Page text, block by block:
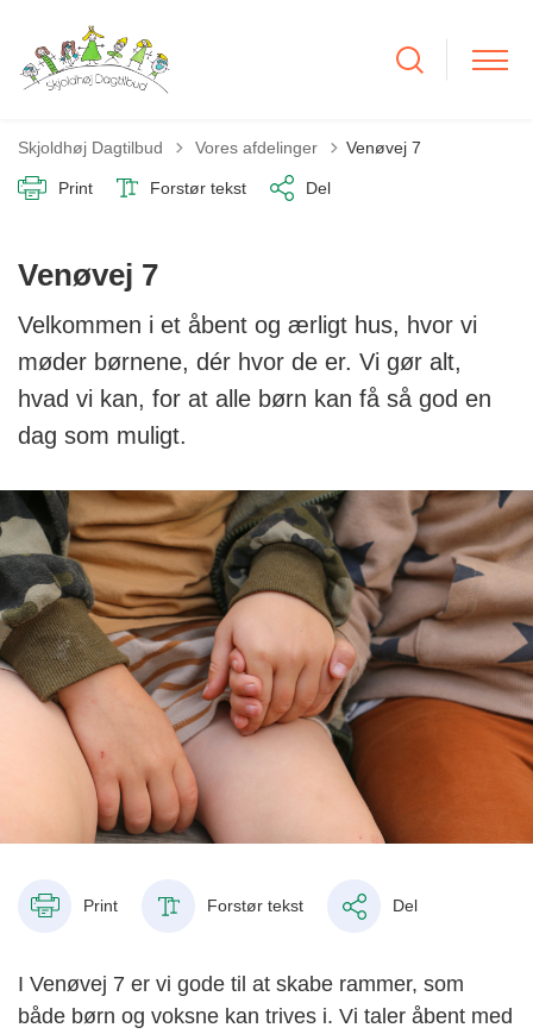
Skjoldhøj Dagtilbud Tilbage til
Vores afdelinger Venøvej 7
Print Forstør tekst Del
Venøvej 7
Velkommen i et åbent og ærligt hus, hvor vi
møder børnene, dér hvor de er. Vi gør alt,
hvad vi kan, for at alle børn kan få så god en
dag som muligt.
Print Forstør tekst Del
I Venøvej 7 er vi gode til at skabe rammer, som
både børn og voksne kan trives i. Vi taler åbent med